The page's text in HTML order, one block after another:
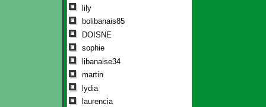
lily
bolibanais85
DOISNE
sophie
libanaise34
martin
lydia
laurencia